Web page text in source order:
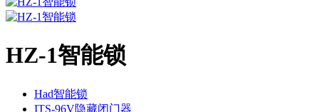
HZ-1智能锁
Had智能锁
ITS-96V隐藏闭门器